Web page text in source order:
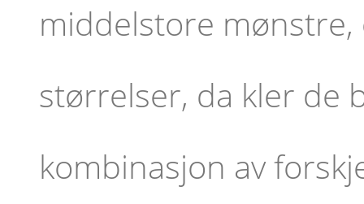
middelstore mønstre,
størrelser, da kler de
kombinasjon av